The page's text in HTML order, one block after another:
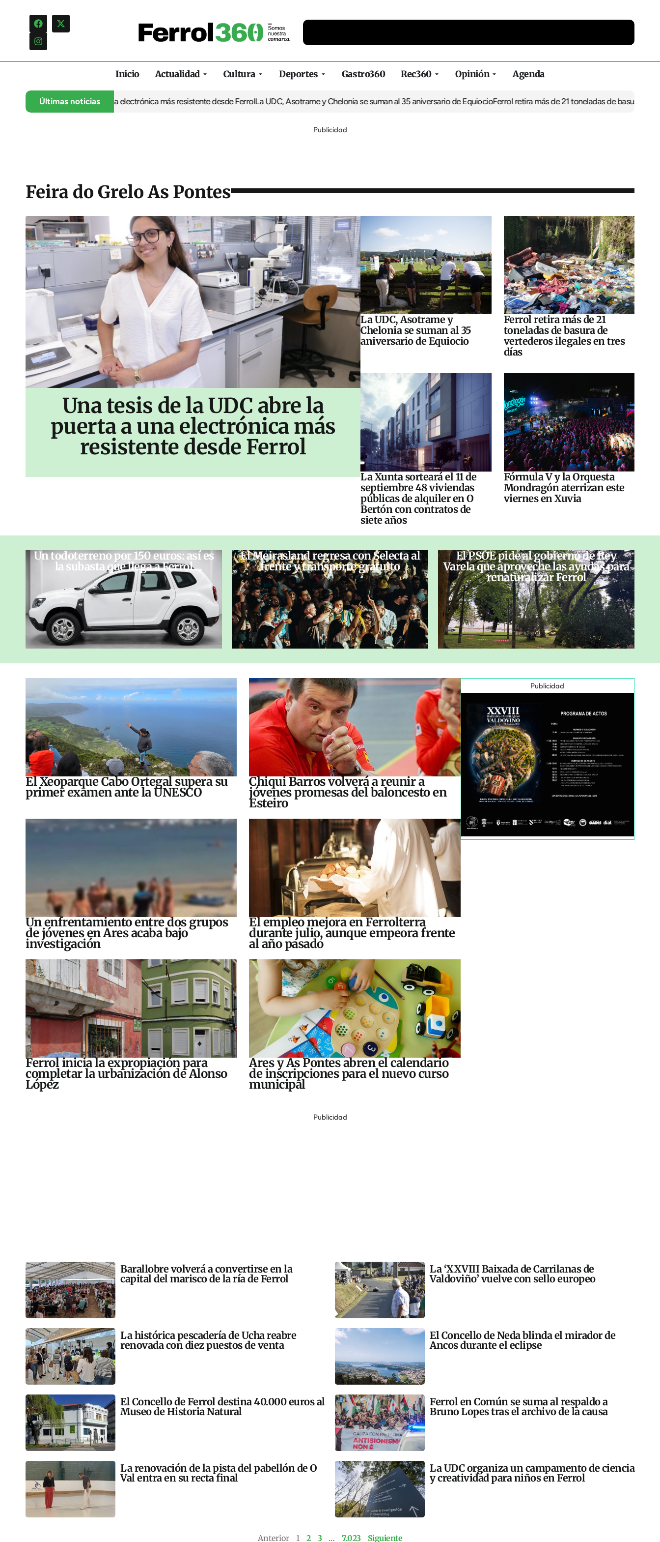
Inicio Actualidad Cultura Deportes Gastro360 Rec360 Opinión Agenda
Últimas noticias
abre la puerta a una electrónica más resistente desde FerrolLa UDC, Asotrame y Chelonia se suman al 35 aniversario de EquiocioFerrol retira más de 21 toneladas de basura de
Publicidad
Feira do Grelo As Pontes
Una tesis de la UDC abre la
puerta a una electrónica más
resistente desde Ferrol
La UDC, Asotrame y
Chelonia se suman al 35
aniversario de Equiocio
Ferrol retira más de 21
toneladas de basura de
vertederos ilegales en tres
días
La Xunta sorteará el 11 de
septiembre 48 viviendas
públicas de alquiler en O
Bertón con contratos de
siete años
Fórmula V y la Orquesta
Mondragón aterrizan este
viernes en Xuvia
Un todoterreno por 150 euros: así es
la subasta que llega a Ferrol
El Meirasland regresa con Selecta al
frente y transporte gratuito
El PSOE pide al gobierno de Rey
Varela que aproveche las ayudas para
renaturalizar Ferrol
El Xeoparque Cabo Ortegal supera su
primer examen ante la UNESCO
Chiqui Barros volverá a reunir a
jóvenes promesas del baloncesto en
Esteiro
Un enfrentamiento entre dos grupos
de jóvenes en Ares acaba bajo
investigación
El empleo mejora en Ferrolterra
durante julio, aunque empeora frente
al año pasado
Ferrol inicia la expropiación para
completar la urbanización de Alonso
López
Ares y As Pontes abren el calendario
de inscripciones para el nuevo curso
municipal
Publicidad
Publicidad
Barallobre volverá a convertirse en la
capital del marisco de la ría de Ferrol
La ‘XXVIII Baixada de Carrilanas de
Valdoviño’ vuelve con sello europeo
La histórica pescadería de Ucha reabre
renovada con diez puestos de venta
El Concello de Neda blinda el mirador de
Ancos durante el eclipse
El Concello de Ferrol destina 40.000 euros al
Museo de Historia Natural
Ferrol en Común se suma al respaldo a
Bruno Lopes tras el archivo de la causa
La renovación de la pista del pabellón de O
Val entra en su recta final
La UDC organiza un campamento de ciencia
y creatividad para niños en Ferrol
Anterior 1 2 3 … 7.023 Siguiente